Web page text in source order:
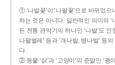
① ‘나발꽃’이 ‘나팔꽃’으로 바뀌었으
하는 것은 아니다. 일반적인 의미의
든 전통 관악기의 하나인 ‘나발’도
나팔벌레’ 등과 ‘개나발, 병나발’ 등
다.
② 동물 ‘삵’과 ‘고양이’의 준말인 ‘괭